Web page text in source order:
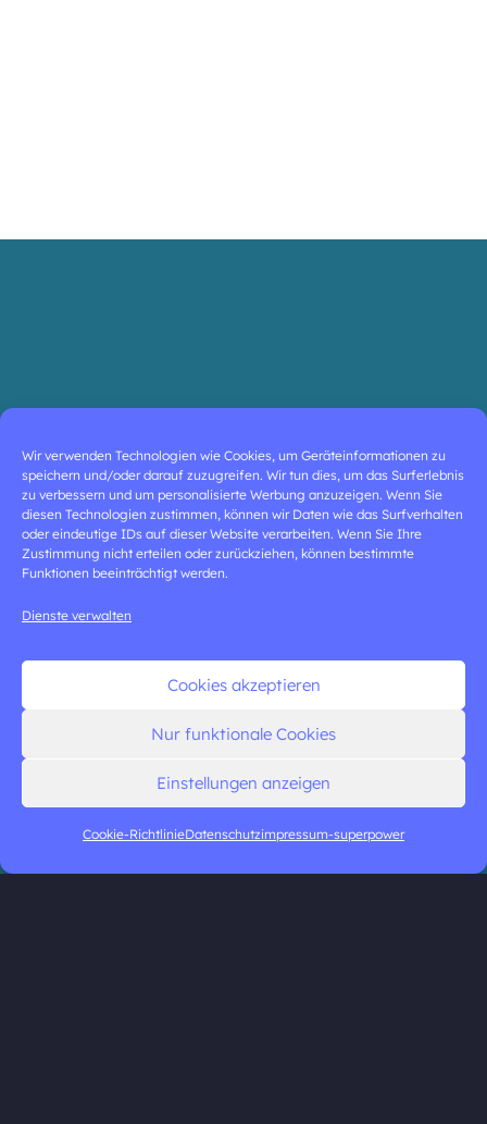
Wir verwenden Technologien wie Cookies, um Geräteinformationen zu
speichern und/oder darauf zuzugreifen. Wir tun dies, um das Surferlebnis
zu verbessern und um personalisierte Werbung anzuzeigen. Wenn Sie
diesen Technologien zustimmen, können wir Daten wie das Surfverhalten
oder eindeutige IDs auf dieser Website verarbeiten. Wenn Sie Ihre
Zustimmung nicht erteilen oder zurückziehen, können bestimmte
Funktionen beeinträchtigt werden.
Dienste verwalten
Cookies akzeptieren
Nur funktionale Cookies
Einstellungen anzeigen
Cookie-RichtlinieDatenschutzimpressum-superpower